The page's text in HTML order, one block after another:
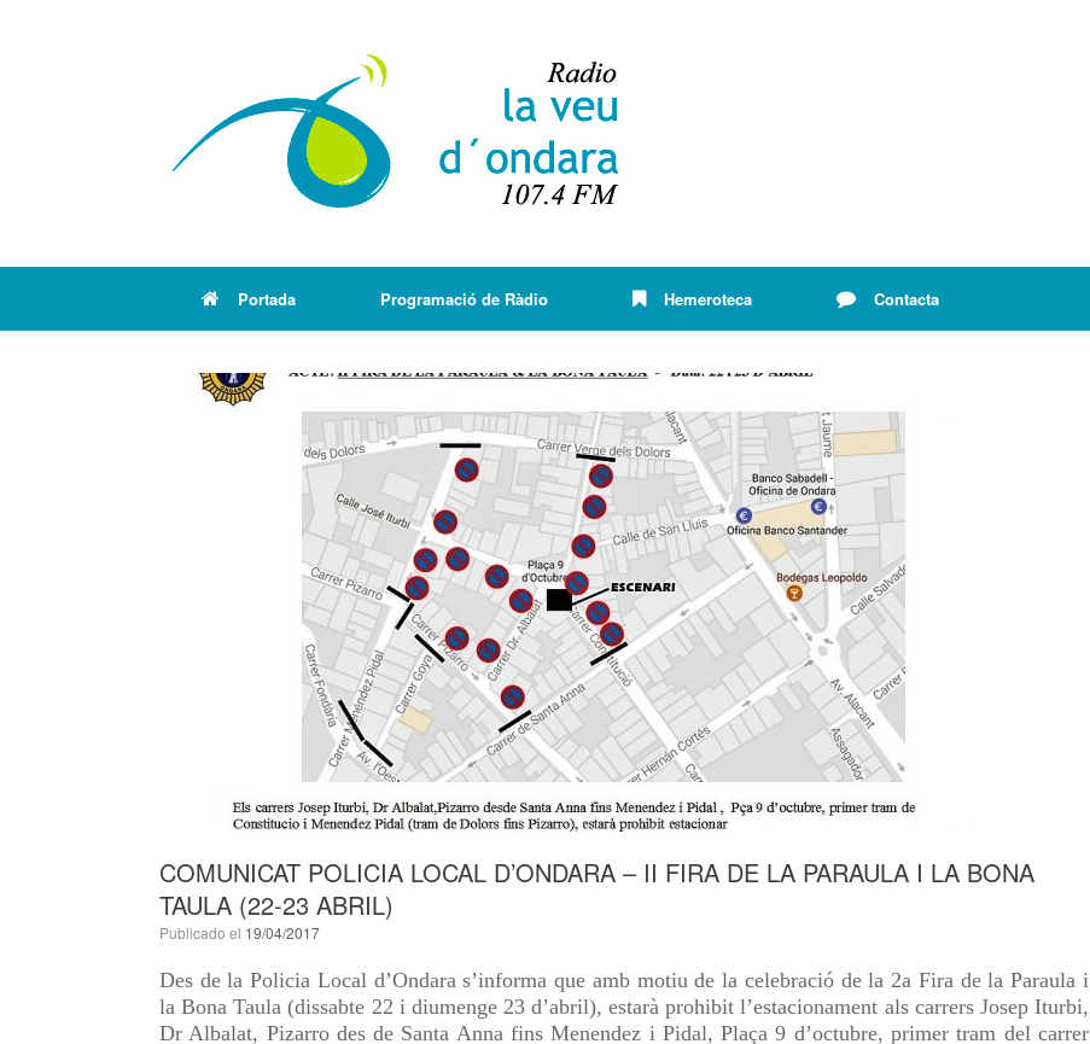
Portada Programació de Ràdio Hemeroteca Contacta
COMUNICAT POLICIA LOCAL D’ONDARA – II FIRA DE LA PARAULA I LA BONA
TAULA (22-23 ABRIL)
Publicado el 19/04/2017
Des de la Policia Local d’Ondara s’informa que amb motiu de la celebració de la 2a Fira de la Paraula i
la Bona Taula (dissabte 22 i diumenge 23 d’abril), estarà prohibit l’estacionament als carrers Josep Iturbi,
Dr Albalat, Pizarro des de Santa Anna fins Menendez i Pidal, Plaça 9 d’octubre, primer tram del carrer